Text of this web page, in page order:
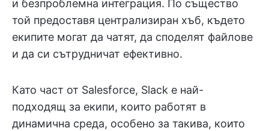
и безпроблемна интеграция. По същество
той предоставя централизиран хъб, където
екипите могат да чатят, да споделят файлове
и да си сътрудничат ефективно.
Като част от Salesforce, Slack е най-
подходящ за екипи, които работят в
динамична среда, особено за такива, които